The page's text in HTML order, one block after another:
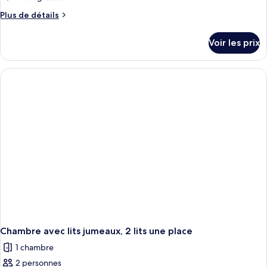
Plus de détails
Plus
le
type
de
Voir les prix
Chambre avec lits jumeaux, 2 lits une place
1 chambre
2 personnes